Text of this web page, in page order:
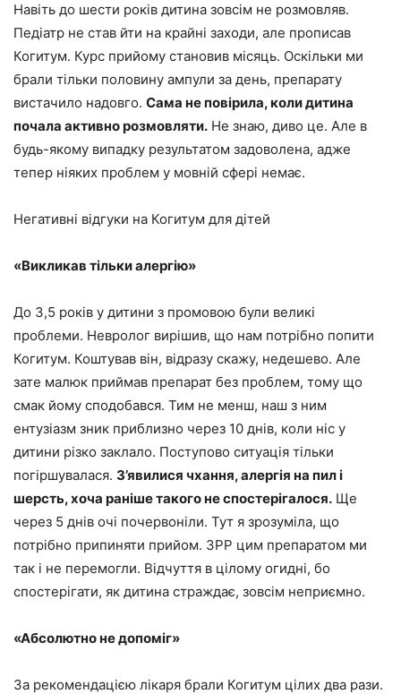
Навіть до шести років дитина зовсім не розмовляв.
Педіатр не став йти на крайні заходи, але прописав
Когитум. Курс прийому становив місяць. Оскільки ми
брали тільки половину ампули за день, препарату
вистачило надовго. Сама не повірила, коли дитина
почала активно розмовляти. Не знаю, диво це. Але в
будь-якому випадку результатом задоволена, адже
тепер ніяких проблем у мовній сфері немає.
Негативні відгуки на Когитум для дітей
«Викликав тільки алергію»
До 3,5 років у дитини з промовою були великі
проблеми. Невролог вирішив, що нам потрібно попити
Когитум. Коштував він, відразу скажу, недешево. Але
зате малюк приймав препарат без проблем, тому що
смак йому сподобався. Тим не менш, наш з ним
ентузіазм зник приблизно через 10 днів, коли ніс у
дитини різко заклало. Поступово ситуація тільки
погіршувалася. З’явилися чхання, алергія на пил і
шерсть, хоча раніше такого не спостерігалося. Ще
через 5 днів очі почервоніли. Тут я зрозуміла, що
потрібно припиняти прийом. ЗРР цим препаратом ми
так і не перемогли. Відчуття в цілому огидні, бо
спостерігати, як дитина страждає, зовсім неприємно.
«Абсолютно не допоміг»
За рекомендацією лікаря брали Когитум цілих два рази.